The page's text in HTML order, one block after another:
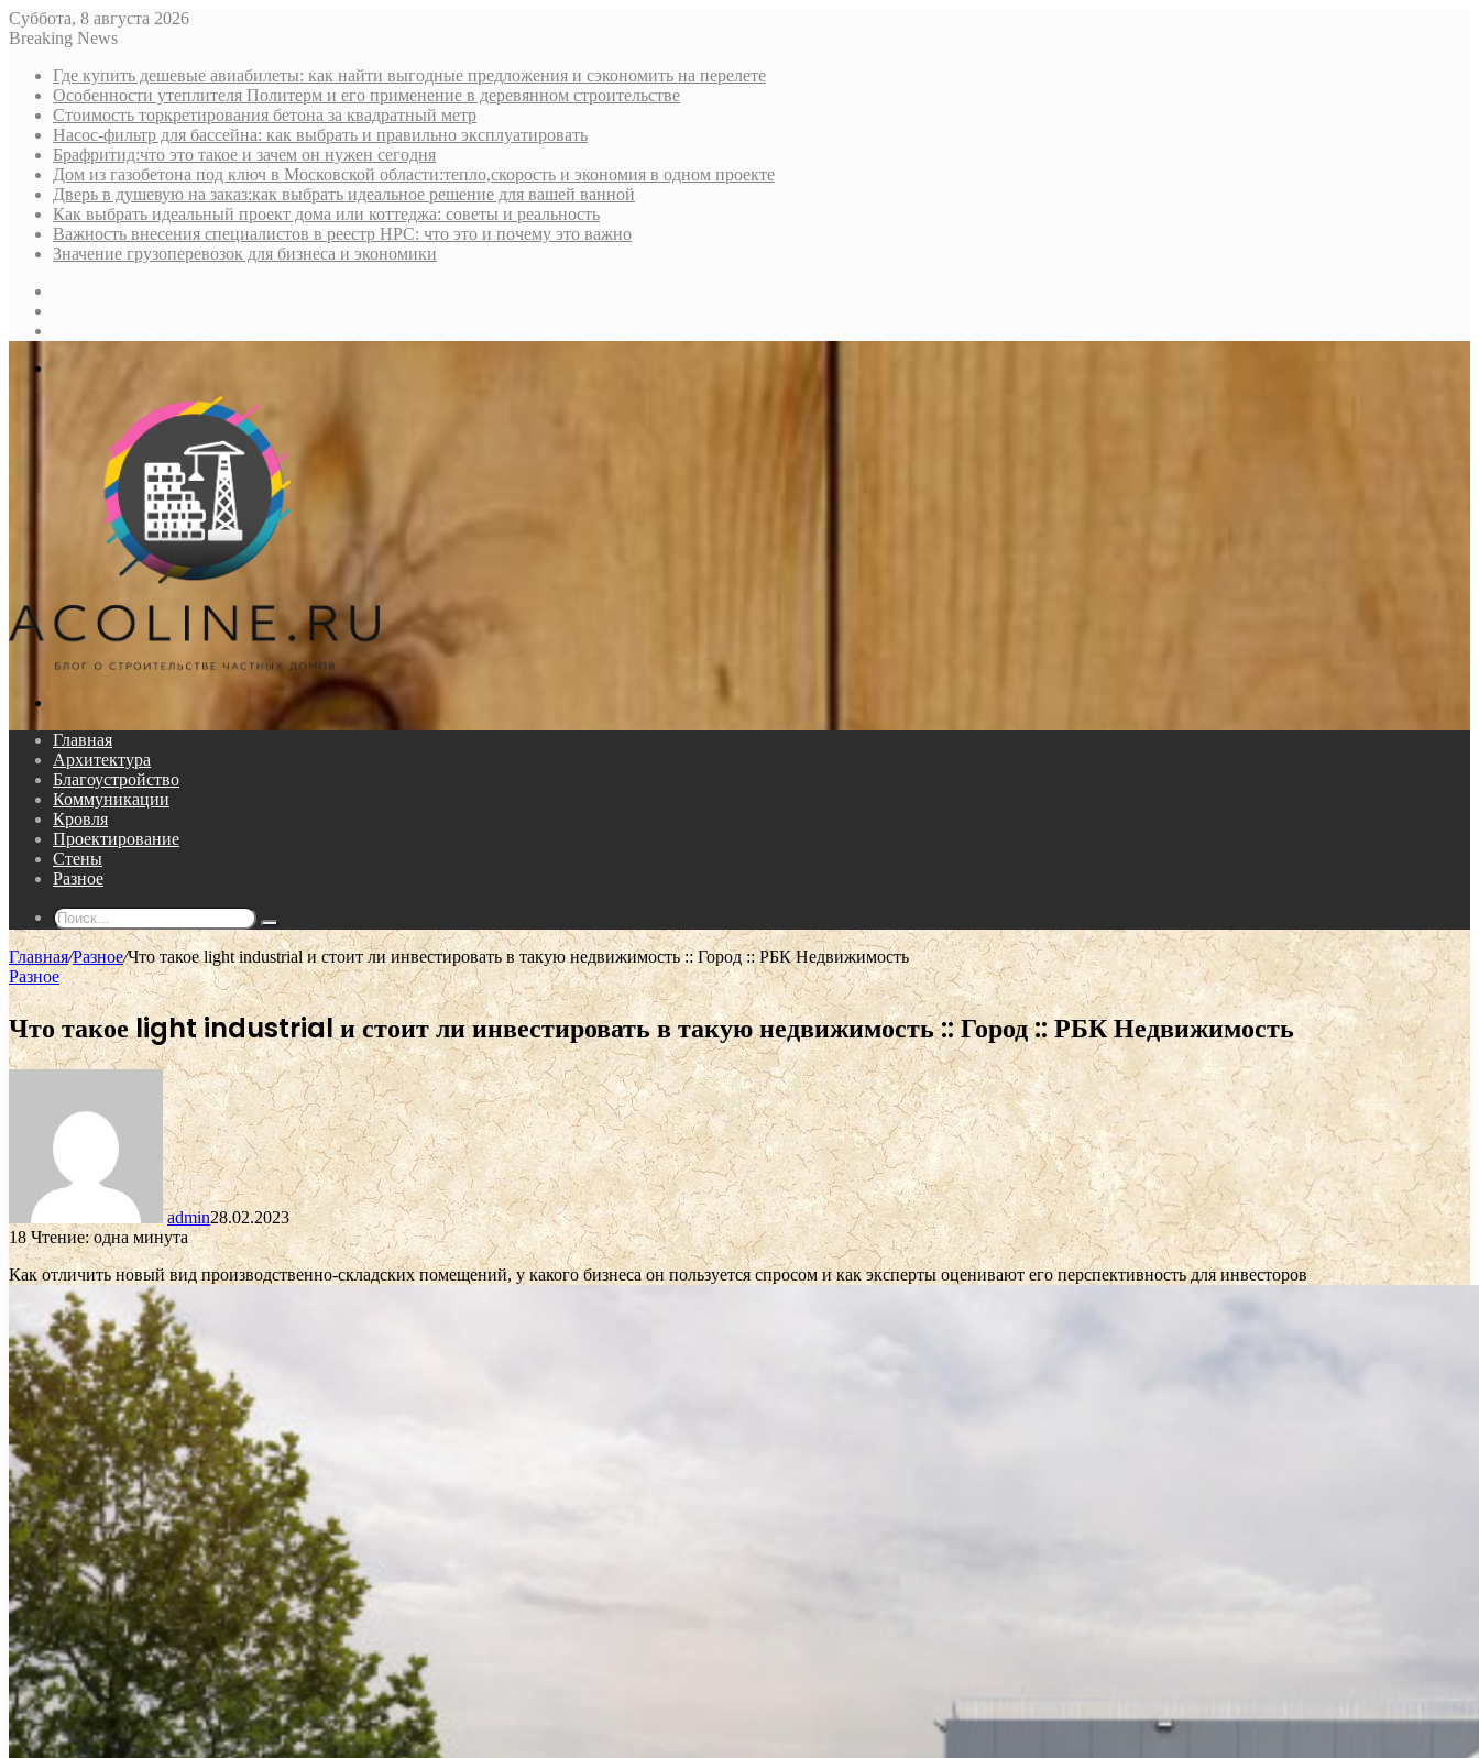
Суббота, 8 августа 2026
Breaking News
Где купить дешевые авиабилеты: как найти выгодные предложения и сэкономить на перелете
Особенности утеплителя Политерм и его применение в деревянном строительстве
Стоимость торкретирования бетона за квадратный метр
Насос-фильтр для бассейна: как выбрать и правильно эксплуатировать
Брафритид:что это такое и зачем он нужен сегодня
Дом из газобетона под ключ в Московской области:тепло,скорость и экономия в одном проекте
Дверь в душевую на заказ:как выбрать идеальное решение для вашей ванной
Как выбрать идеальный проект дома или коттеджа: советы и реальность
Важность внесения специалистов в реестр НРС: что это и почему это важно
Значение грузоперевозок для бизнеса и экономики
Главная
Архитектура
Благоустройство
Коммуникации
Кровля
Проектирование
Стены
Разное
Поиск...
Главная/Разное/Что такое light industrial и стоит ли инвестировать в такую недвижимость :: Город :: РБК Недвижимость
Разное
Что такое light industrial и стоит ли инвестировать в такую недвижимость :: Город :: РБК Недвижимость
admin28.02.2023
18Чтение: одна минута
Как отличить новый вид производственно-складских помещений, у какого бизнеса он пользуется спросом и как эксперты оценивают его перспективность для инвесторов